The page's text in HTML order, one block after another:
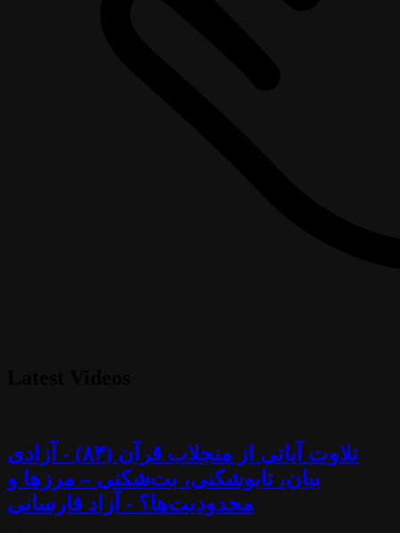
تلاوت آیاتی از منجلاب قرآن (۸۴) - آزادی
بیان، تابوشکنی، بت‌شکنی – مرزها و
محدودیت‌ها؟ - آزاد فارسانی